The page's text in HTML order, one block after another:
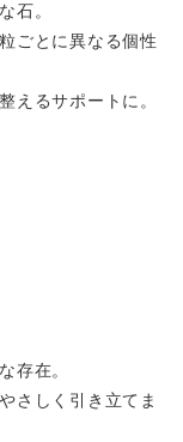
石。
ごとに異なる個性
えるサポートに。
存在。
さしく引き立てま